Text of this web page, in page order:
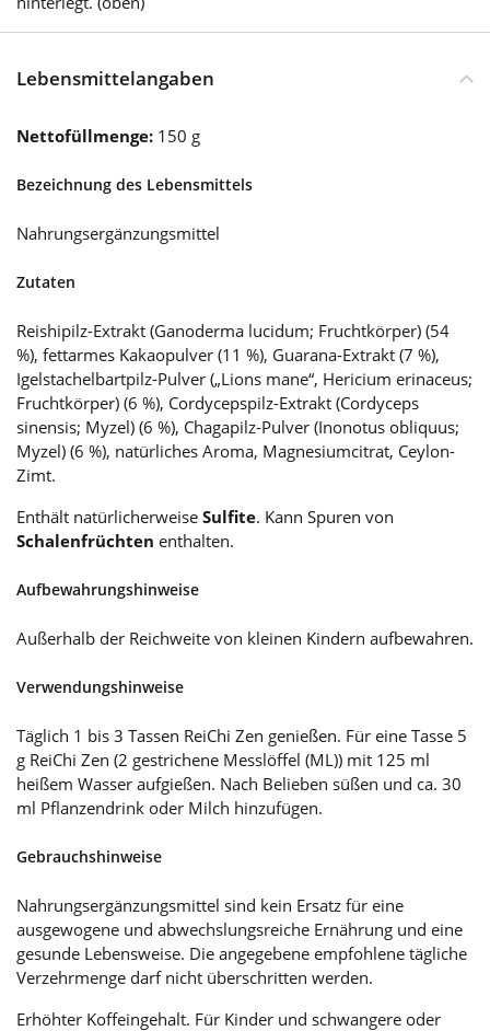
Lebensmittelangaben
Nettofüllmenge: 150 g
Bezeichnung des Lebensmittels
Nahrungsergänzungsmittel
Zutaten
Reishipilz-Extrakt (Ganoderma lucidum; Fruchtkörper) (54
%), fettarmes Kakaopulver (11 %), Guarana-Extrakt (7 %),
Igelstachelbartpilz-Pulver („Lions mane“, Hericium erinaceus;
Fruchtkörper) (6 %), Cordycepspilz-Extrakt (Cordyceps
sinensis; Myzel) (6 %), Chagapilz-Pulver (Inonotus obliquus;
Myzel) (6 %), natürliches Aroma, Magnesiumcitrat, Ceylon-
Zimt.
Enthält natürlicherweise Sulfite. Kann Spuren von
Schalenfrüchten enthalten.
Aufbewahrungshinweise
Außerhalb der Reichweite von kleinen Kindern aufbewahren.
Verwendungshinweise
Täglich 1 bis 3 Tassen ReiChi Zen genießen. Für eine Tasse 5
g ReiChi Zen (2 gestrichene Messlöffel (ML)) mit 125 ml
heißem Wasser aufgießen. Nach Belieben süßen und ca. 30
ml Pflanzendrink oder Milch hinzufügen.
Gebrauchshinweise
Nahrungsergänzungsmittel sind kein Ersatz für eine
ausgewogene und abwechslungsreiche Ernährung und eine
gesunde Lebensweise. Die angegebene empfohlene tägliche
Verzehrmenge darf nicht überschritten werden.
Erhöhter Koffeingehalt. Für Kinder und schwangere oder